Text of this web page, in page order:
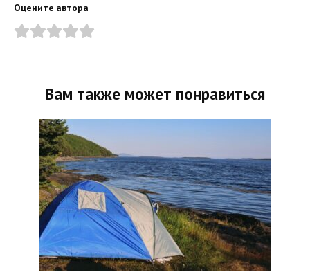
Оцените автора
Вам также может понравиться